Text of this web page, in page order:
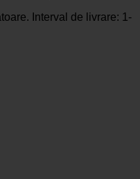
Interval de livrare: 1-